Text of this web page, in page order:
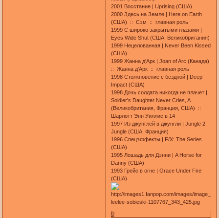
2001 Восстание | Uprising (США)
2000 Здесь на Земле | Here on Earth
(США) :: Сэм :: главная роль
1999 С широко закрытыми глазами |
Eyes Wide Shut (США, Великобритания)
1999 Нецелованная | Never Been Kissed
(США)
1999 Жанна д'Арк | Joan of Arc (Канада)
:: Жанна д'Арк :: главная роль
1998 Столкновение с бездной | Deep
Impact (США)
1998 Дочь солдата никогда не плачет |
Soldier's Daughter Never Cries, A
(Великобритания, Франция, США) ::
Шарлотт Энн Уиллис в 14
1997 Из джунглей в джунгли | Jungle 2
Jungle (США, Франция)
1996 Спецэффекты | F/X: The Series
(США)
1995 Лошадь для Дэнни | A Horse for
Danny (США)
1993 Грейс в огне | Grace Under Fire
(США)
0